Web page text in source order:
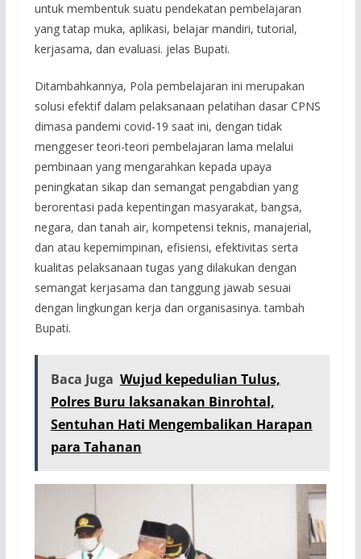
untuk membentuk suatu pendekatan pembelajaran
yang tatap muka, aplikasi, belajar mandiri, tutorial,
kerjasama, dan evaluasi. jelas Bupati.
Ditambahkannya, Pola pembelajaran ini merupakan
solusi efektif dalam pelaksanaan pelatihan dasar CPNS
dimasa pandemi covid-19 saat ini, dengan tidak
menggeser teori-teori pembelajaran lama melalui
pembinaan yang mengarahkan kepada upaya
peningkatan sikap dan semangat pengabdian yang
berorentasi pada kepentingan masyarakat, bangsa,
negara, dan tanah air, kompetensi teknis, manajerial,
dan atau kepemimpinan, efisiensi, efektivitas serta
kualitas pelaksanaan tugas yang dilakukan dengan
semangat kerjasama dan tanggung jawab sesuai
dengan lingkungan kerja dan organisasinya. tambah
Bupati.
Baca Juga Wujud kepedulian Tulus,
Polres Buru laksanakan Binrohtal,
Sentuhan Hati Mengembalikan Harapan
para Tahanan